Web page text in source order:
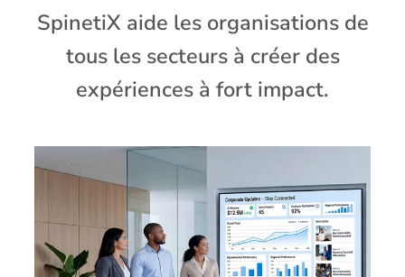
SpinetiX aide les organisations de
tous les secteurs à créer des
expériences à fort impact.